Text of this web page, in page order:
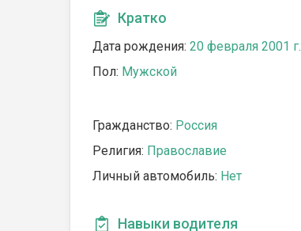
Кратко
Дата рождения: 20 февраля 2001 г.
Пол: Мужской
Гражданство: Россия
Религия: Православие
Личный автомобиль: Нет
Навыки водителя